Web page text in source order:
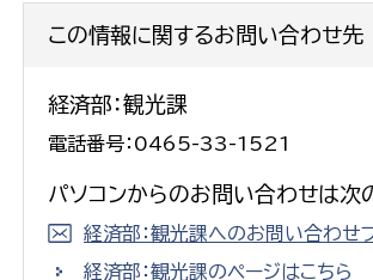
この情報に関するお問い合わせ先
経済部：観光課
電話番号：0465-33-1521
パソコンからのお問い合わせは次
経済部：観光課へのお問い合わせ
経済部：観光課のページはこちら